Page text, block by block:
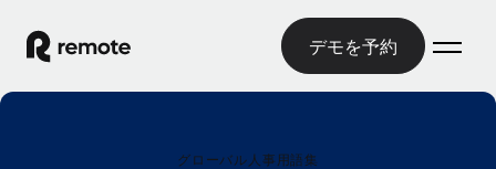
デモを予約
グローバル人事用語集